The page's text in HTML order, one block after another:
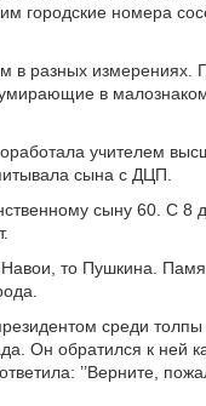
городские номера
в разных измерениях.
в
учителем
сына с ДЦП.
сыну 60. С 8
Навои, то Пушкина.
среди
Он обратился к ней
’’Верните,